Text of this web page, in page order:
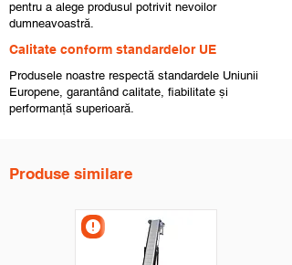
pentru a alege produsul potrivit nevoilor
dumneavoastră.
Calitate conform standardelor UE
Produsele noastre respectă standardele Uniunii
Europene, garantând calitate, fiabilitate și
performanță superioară.
Produse similare